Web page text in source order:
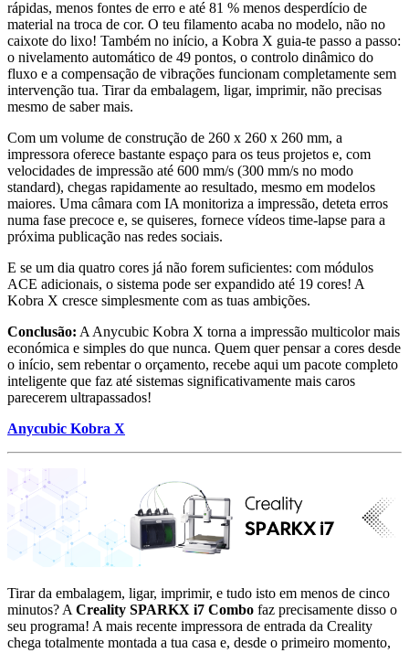
rápidas, menos fontes de erro e até 81 % menos desperdício de
material na troca de cor. O teu filamento acaba no modelo, não no
caixote do lixo! Também no início, a Kobra X guia-te passo a passo:
o nivelamento automático de 49 pontos, o controlo dinâmico do
fluxo e a compensação de vibrações funcionam completamente sem
intervenção tua. Tirar da embalagem, ligar, imprimir, não precisas
mesmo de saber mais.
Com um volume de construção de 260 x 260 x 260 mm, a
impressora oferece bastante espaço para os teus projetos e, com
velocidades de impressão até 600 mm/s (300 mm/s no modo
standard), chegas rapidamente ao resultado, mesmo em modelos
maiores. Uma câmara com IA monitoriza a impressão, deteta erros
numa fase precoce e, se quiseres, fornece vídeos time-lapse para a
próxima publicação nas redes sociais.
E se um dia quatro cores já não forem suficientes: com módulos
ACE adicionais, o sistema pode ser expandido até 19 cores! A
Kobra X cresce simplesmente com as tuas ambições.
Conclusão: A Anycubic Kobra X torna a impressão multicolor mais
económica e simples do que nunca. Quem quer pensar a cores desde
o início, sem rebentar o orçamento, recebe aqui um pacote completo
inteligente que faz até sistemas significativamente mais caros
parecerem ultrapassados!
Anycubic Kobra X
Tirar da embalagem, ligar, imprimir, e tudo isto em menos de cinco
minutos? A Creality SPARKX i7 Combo faz precisamente disso o
seu programa! A mais recente impressora de entrada da Creality
chega totalmente montada a tua casa e, desde o primeiro momento,